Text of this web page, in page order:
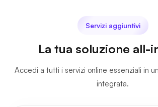
Servizi aggiuntivi
La tua soluzione all-
Accedi a tutti i servizi online essenziali in
integrata.